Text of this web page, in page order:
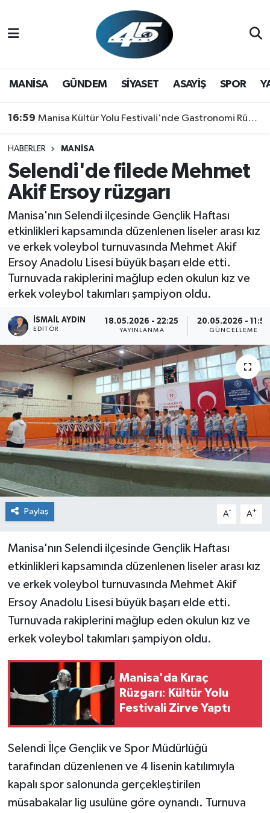
MANİSA GÜNDEM SİYASET ASAYİŞ SPOR
16:59 Manisa Kültür Yolu Festivali'nde Gastronomi Rüzgarı: Lezzetin Yıldızı "Manisa Kebabı" Oldu!
HABERLER MANİSA
Selendi'de filede Mehmet
Akif Ersoy rüzgarı
Manisa'nın Selendi ilçesinde Gençlik Haftası
etkinlikleri kapsamında düzenlenen liseler arası kız
ve erkek voleybol turnuvasında Mehmet Akif
Ersoy Anadolu Lisesi büyük başarı elde etti.
Turnuvada rakiplerini mağlup eden okulun kız ve
erkek voleybol takımları şampiyon oldu.
İSMAIL AYDIN
EDITÖR
18.05.2026 - 22:25
YAYINLANMA
20.05.2026 - 11:55
GÜNCELLEME
Paylaş A- A+
Manisa'nın Selendi ilçesinde Gençlik Haftası
etkinlikleri kapsamında düzenlenen liseler arası kız
ve erkek voleybol turnuvasında Mehmet Akif
Ersoy Anadolu Lisesi büyük başarı elde etti.
Turnuvada rakiplerini mağlup eden okulun kız ve
erkek voleybol takımları şampiyon oldu.
Manisa'da Kıraç
Rüzgarı: Kültür Yolu
Festivali Zirve Yaptı
Selendi İlçe Gençlik ve Spor Müdürlüğü
tarafından düzenlenen ve 4 lisenin katılımıyla
kapalı spor salonunda gerçekleştirilen
müsabakalar lig usulüne göre oynandı. Turnuva
GÜNDEM
SPOR
YAŞAM
RESMİ REKLAM
Hava Durumu
Trafik Durumu
Son Dakika Haberleri
Haber Arşivi